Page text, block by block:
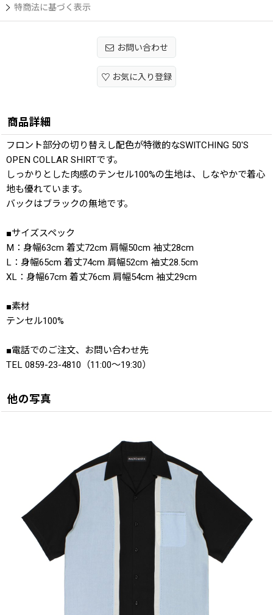
特商法に基づく表示
お問い合わせ
お気に入り登録
商品詳細
フロント部分の切り替えし配色が特徴的なSWITCHING 50'S
OPEN COLLAR SHIRTです。
しっかりとした肉感のテンセル100%の生地は、しなやかで着心
地も優れています。
バックはブラックの無地です。
■サイズスペック
M：身幅63cm 着丈72cm 肩幅50cm 袖丈28cm
L：身幅65cm 着丈74cm 肩幅52cm 袖丈28.5cm
XL：身幅67cm 着丈76cm 肩幅54cm 袖丈29cm
■素材
テンセル100%
■電話でのご注文、お問い合わせ先
TEL 0859-23-4810（11:00〜19:30）
他の写真